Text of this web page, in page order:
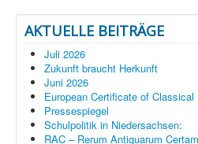
AKTUELLE BEITRÄGE
Juli 2026
Zukunft braucht Herkunft
Juni 2026
European Certificate of Classical
Pressespiegel
Schulpolitik in Niedersachsen:
RAC – Rerum Antiquarum